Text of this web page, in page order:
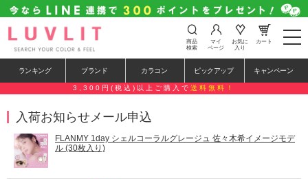
t
o
e
n
g
商品
検索
マイ
ページ
お気に
入り
カート
ランキング ブランド カラコン ピックアップ キャンペーン
3,300円(税込)以上ご購入で 送料無料！
入荷お知らせメール申込
FLANMY 1day シェルコーラルグレージュ 佐々木希イメージモデ
ル (30枚入り)